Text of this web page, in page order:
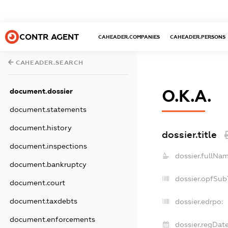
CONTR AGENT CAHEADER.COMPANIES CAHEADER.PERSONS
CAHEADER.SEARCH
document.dossier
document.statements
document.history
document.inspections
document.bankruptcy
document.court
document.taxdebts
document.enforcements
О.К.А.
dossier.title
dossier.edrpo: